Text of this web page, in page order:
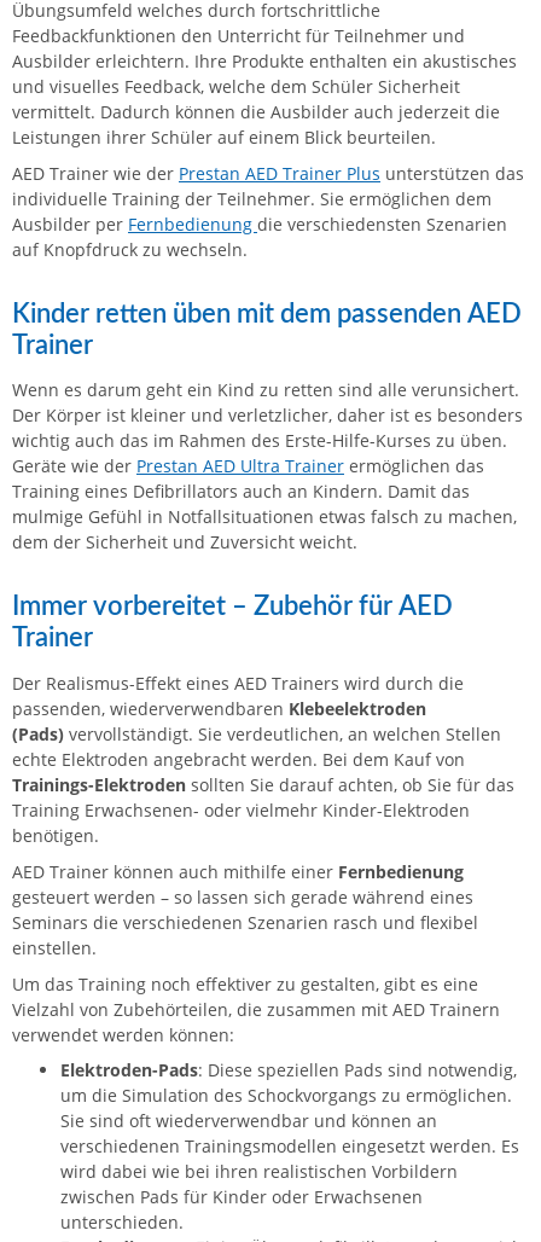
Übungsumfeld welches durch fortschrittliche
Feedbackfunktionen den Unterricht für Teilnehmer und
Ausbilder erleichtern. Ihre Produkte enthalten ein akustisches
und visuelles Feedback, welche dem Schüler Sicherheit
vermittelt. Dadurch können die Ausbilder auch jederzeit die
Leistungen ihrer Schüler auf einem Blick beurteilen.
AED Trainer wie der Prestan AED Trainer Plus unterstützen das
individuelle Training der Teilnehmer. Sie ermöglichen dem
Ausbilder per Fernbedienung die verschiedensten Szenarien
auf Knopfdruck zu wechseln.
Kinder retten üben mit dem passenden AED
Trainer
Wenn es darum geht ein Kind zu retten sind alle verunsichert.
Der Körper ist kleiner und verletzlicher, daher ist es besonders
wichtig auch das im Rahmen des Erste-Hilfe-Kurses zu üben.
Geräte wie der Prestan AED Ultra Trainer ermöglichen das
Training eines Defibrillators auch an Kindern. Damit das
mulmige Gefühl in Notfallsituationen etwas falsch zu machen,
dem der Sicherheit und Zuversicht weicht.
Immer vorbereitet – Zubehör für AED
Trainer
Der Realismus-Effekt eines AED Trainers wird durch die
passenden, wiederverwendbaren Klebeelektroden
(Pads) vervollständigt. Sie verdeutlichen, an welchen Stellen
echte Elektroden angebracht werden. Bei dem Kauf von
Trainings-Elektroden sollten Sie darauf achten, ob Sie für das
Training Erwachsenen- oder vielmehr Kinder-Elektroden
benötigen.
AED Trainer können auch mithilfe einer Fernbedienung
gesteuert werden – so lassen sich gerade während eines
Seminars die verschiedenen Szenarien rasch und flexibel
einstellen.
Um das Training noch effektiver zu gestalten, gibt es eine
Vielzahl von Zubehörteilen, die zusammen mit AED Trainern
verwendet werden können:
Elektroden-Pads: Diese speziellen Pads sind notwendig,
um die Simulation des Schockvorgangs zu ermöglichen.
Sie sind oft wiederverwendbar und können an
verschiedenen Trainingsmodellen eingesetzt werden. Es
wird dabei wie bei ihren realistischen Vorbildern
zwischen Pads für Kinder oder Erwachsenen
unterschieden.